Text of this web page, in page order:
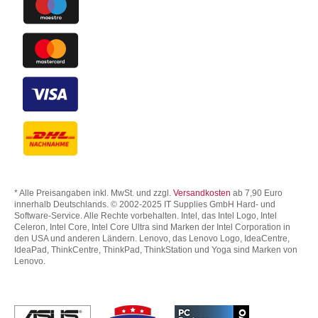
* Alle Preisangaben inkl. MwSt. und zzgl. Versandkosten ab 7,90 Euro
innerhalb Deutschlands. © 2002-2025 IT Supplies GmbH Hard- und
Software-Service. Alle Rechte vorbehalten. Intel, das Intel Logo, Intel
Celeron, Intel Core, Intel Core Ultra sind Marken der Intel Corporation in
den USA und anderen Ländern. Lenovo, das Lenovo Logo, IdeaCentre,
IdeaPad, ThinkCentre, ThinkPad, ThinkStation und Yoga sind Marken von
Lenovo.